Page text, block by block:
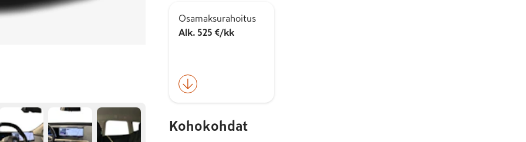
Osamaksurahoitus
Alk. 525 €/kk
Kohokohdat